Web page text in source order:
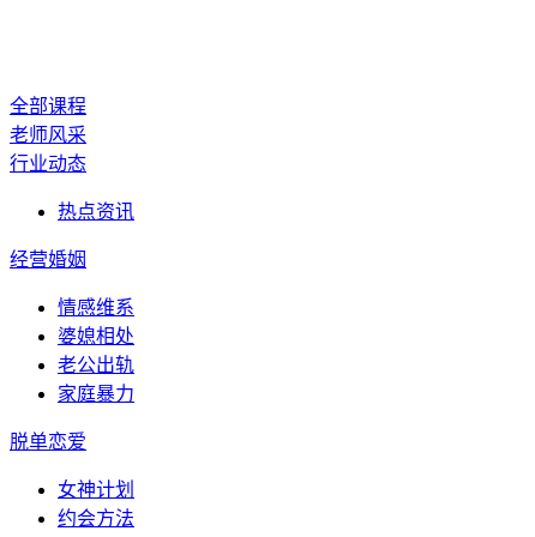
全部课程
老师风采
行业动态
热点资讯
经营婚姻
情感维系
婆媳相处
老公出轨
家庭暴力
脱单恋爱
女神计划
约会方法